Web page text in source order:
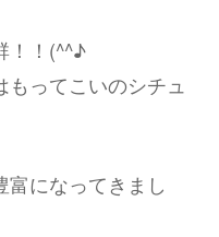
！！(^^♪
ってこいのシチュ
になってきまし